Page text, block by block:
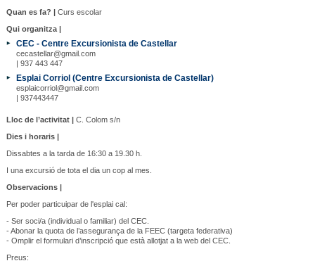
Quan es fa? |Curs escolar
Qui organitza |
CEC - Centre Excursionista de Castellar
cecastellar@gmail.com
| 937 443 447
Esplai Corriol (Centre Excursionista de Castellar)
esplaicorriol@gmail.com
| 937443447
Lloc de l’activitat |C. Colom s/n
Dies i horaris |
Dissabtes a la tarda de 16:30 a 19.30 h.
I una excursió de tota el dia un cop al mes.
Observacions |
Per poder particuipar de l'esplai cal:
- Ser soci/a (individual o familiar) del CEC.
- Abonar la quota de l’assegurança de la FEEC (targeta federativa)
- Omplir el formulari d’inscripció que està allotjat a la web del CEC.
Preus: